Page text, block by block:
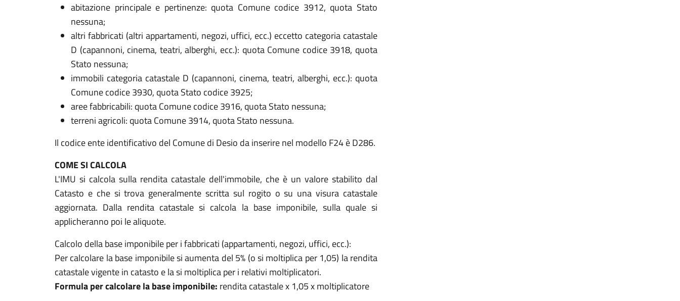
abitazione principale e pertinenze: quota Comune codice 3912, quota Stato
nessuna;
altri fabbricati (altri appartamenti, negozi, uffici, ecc.) eccetto categoria catastale
D (capannoni, cinema, teatri, alberghi, ecc.): quota Comune codice 3918, quota
Stato nessuna;
immobili categoria catastale D (capannoni, cinema, teatri, alberghi, ecc.): quota
Comune codice 3930, quota Stato codice 3925;
aree fabbricabili: quota Comune codice 3916, quota Stato nessuna;
terreni agricoli: quota Comune 3914, quota Stato nessuna.
Il codice ente identificativo del Comune di Desio da inserire nel modello F24 è D286.
COME SI CALCOLA
L'IMU si calcola sulla rendita catastale dell'immobile, che è un valore stabilito dal
Catasto e che si trova generalmente scritta sul rogito o su una visura catastale
aggiornata. Dalla rendita catastale si calcola la base imponibile, sulla quale si
applicheranno poi le aliquote.
Calcolo della base imponibile per i fabbricati (appartamenti, negozi, uffici, ecc.):
Per calcolare la base imponibile si aumenta del 5% (o si moltiplica per 1,05) la rendita
catastale vigente in catasto e la si moltiplica per i relativi moltiplicatori.
Formula per calcolare la base imponibile: rendita catastale x 1,05 x moltiplicatore